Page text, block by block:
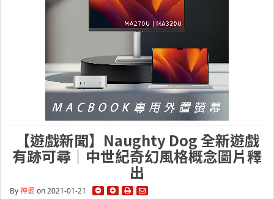
【遊戲新聞】Naughty Dog 全新遊戲
有跡可尋｜中世紀奇幻風格概念圖片釋
出
By神婆on 2021-01-21